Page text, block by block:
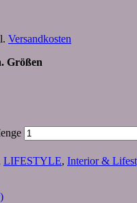
Versandkosten
Größen
LIFESTYLE, Interior &